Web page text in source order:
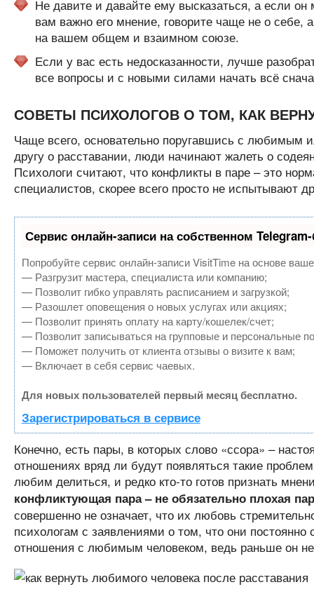
Не давите и давайте ему высказаться, а если он
вам важно его мнение, говорите чаще не о себе,
на вашем общем и взаимном союзе.
Если у вас есть недосказанности, лучше
все вопросы и с новыми силами начать всё
СОВЕТЫ ПСИХОЛОГОВ О ТОМ, КАК
Чаще всего, основательно поругавшись с любимым
другу о расставании, люди начинают жалеть о
Психологи считают, что конфликты в паре – это
специалистов, скорее всего просто не испытывают
Сервис онлайн-записи на собственном
Попробуйте сервис онлайн-записи VisitTime на основе
— Разгрузит мастера, специалиста или компанию;
— Позволит гибко управлять расписанием и загрузкой;
— Разошлет оповещения о новых услугах или акциях;
— Позволит принять оплату на карту/кошелек/счет;
— Позволит записываться на групповые и персональные
— Поможет получить от клиента отзывы о визите к вам;
— Включает в себя сервис чаевых.
Для новых пользователей первый месяц бесплатно.
Зарегистрироваться в сервисе
Конечно, есть пары, в которых слово «ссора» –
отношениях вряд ли будут появляться такие
любим делиться, и редко кто-то готов признать
конфликтующая пара – не обязательно плохая
совершенно не означает, что их любовь
психологам с заявлениями о том, что они
отношения с любимым человеком, ведь раньше он